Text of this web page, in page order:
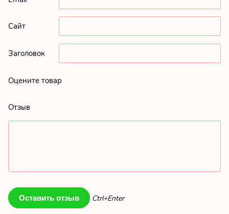
Сайт
Заголовок
Оцените товар
Отзыв
Ctrl+Enter